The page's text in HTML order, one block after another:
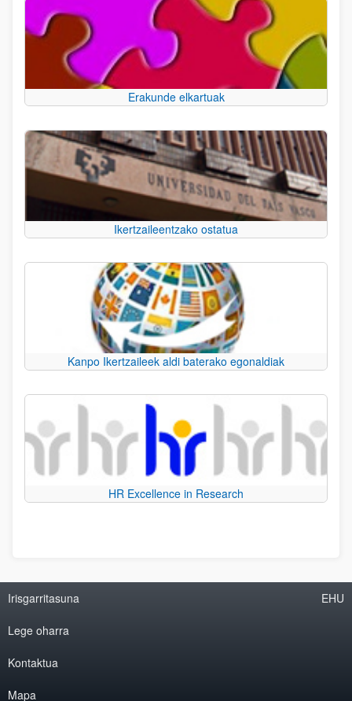
Erakunde elkartuak
Ikertzaileentzako ostatua
Kanpo Ikertzaileek aldi baterako egonaldiak
HR Excellence in Research
Irisgarritasuna
Lege oharra
Kontaktua
Mapa
EHU